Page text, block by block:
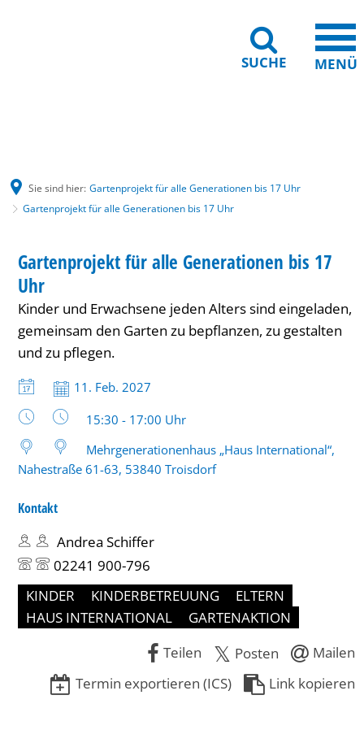
SUCHE MENÜ
Sie sind hier: Gartenprojekt für alle Generationen bis 17 Uhr
Gartenprojekt für alle Generationen bis 17 Uhr
für
alle
Generationen
bis
Uhr
KATEGORIE: HAUS INTERNATIONAL
Gartenprojekt für alle Generationen bis 17
Uhr
Kinder und Erwachsene jeden Alters sind eingeladen,
gemeinsam den Garten zu bepflanzen, zu gestalten
und zu pflegen.
Datum:
11. Feb. 2027
Uhrzeit:
15:30 - 17:00 Uhr
Mehrgenerationenhaus „Haus International“,
Nahestraße 61-63, 53840 Troisdorf
Kontakt
Andrea Schiffer
02241 900-796
KINDER
KINDERBETREUUNG
ELTERN
HAUS INTERNATIONAL
GARTENAKTION
Teilen
Posten
Mailen
Termin exportieren (ICS)
Link kopieren